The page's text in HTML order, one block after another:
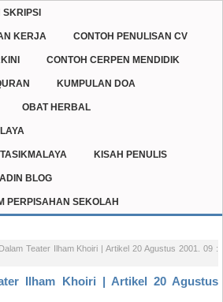
KERJA CONTOH PENULISAN CV
CONTOH CERPEN MENDIDIK
KUMPULAN DOA
OBAT HERBAL
KISAH PENULIS
BLOG
PERPISAHAN SEKOLAH
Teater Ilham Khoiri | Artikel 20 Agustus 2001. 09 :
Ilham Khoiri | Artikel 20 Agustus